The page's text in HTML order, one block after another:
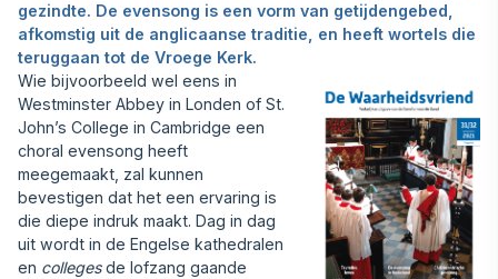
gezindte. De evensong is een vorm van getijdengebed,
afkomstig uit de anglicaanse traditie, en heeft wortels die
teruggaan tot de Vroege Kerk.
Wie bijvoorbeeld wel eens in
Westminster Abbey in Londen of St.
John’s College in Cambridge een
choral evensong heeft
meegemaakt, zal kunnen
bevestigen dat het een ervaring is
die diepe indruk maakt. Dag in dag
uit wordt in de Engelse kathedralen
en collegesde lofzang gaande